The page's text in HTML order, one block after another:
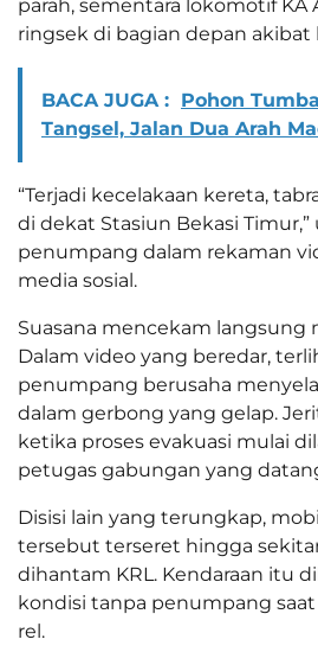
parah, sementara lokomotif
ringsek di bagian depan
BACA JUGA : Pohon
Tangsel, Jalan Dua Arah
“Terjadi kecelakaan kereta,
di dekat Stasiun Bekasi Timur,”
penumpang dalam rekaman
media sosial.
Suasana mencekam langsung
Dalam video yang beredar,
penumpang berusaha
dalam gerbong yang gelap.
ketika proses evakuasi mulai
petugas gabungan yang
Disisi lain yang terungkap,
tersebut terseret hingga
dihantam KRL. Kendaraan itu
kondisi tanpa penumpang
rel.